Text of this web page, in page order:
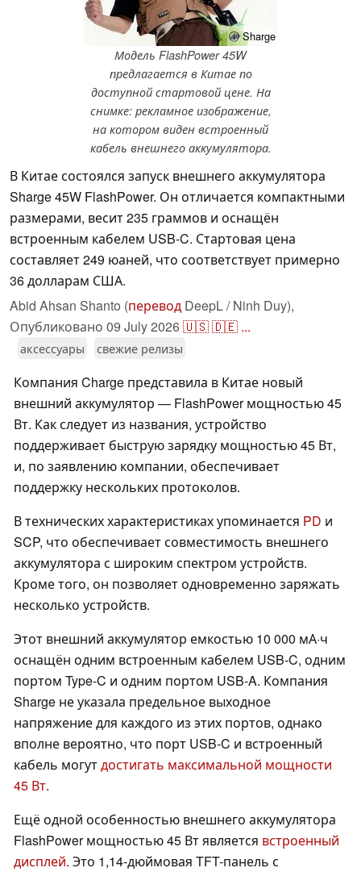
ⓘ Sharge
Модель FlashPower 45W
предлагается в Китае по
доступной стартовой цене. На
снимке: рекламное изображение,
на котором виден встроенный
кабель внешнего аккумулятора.
В Китае состоялся запуск внешнего аккумулятора
Sharge 45W FlashPower. Он отличается компактными
размерами, весит 235 граммов и оснащён
встроенным кабелем USB-C. Стартовая цена
составляет 249 юаней, что соответствует примерно
36 долларам США.
Abid Ahsan Shanto (перевод DeepL / Ninh Duy),
Опубликовано 09 July 2026🇺🇸🇩🇪 ...
аксессуары свежие релизы
Компания Charge представила в Китае новый
внешний аккумулятор — FlashPower мощностью 45
Вт. Как следует из названия, устройство
поддерживает быструю зарядку мощностью 45 Вт,
и, по заявлению компании, обеспечивает
поддержку нескольких протоколов.
В технических характеристиках упоминается PD и
SCP, что обеспечивает совместимость внешнего
аккумулятора с широким спектром устройств.
Кроме того, он позволяет одновременно заряжать
несколько устройств.
Этот внешний аккумулятор емкостью 10 000 мА·ч
оснащён одним встроенным кабелем USB-C, одним
портом Type-C и одним портом USB-A. Компания
Sharge не указала предельное выходное
напряжение для каждого из этих портов, однако
вполне вероятно, что порт USB-C и встроенный
кабель могутдостигать максимальной мощности
45 Вт.
Ещё одной особенностью внешнего аккумулятора
FlashPower мощностью 45 Вт является встроенный
дисплей. Это 1,14-дюймовая TFT-панель с